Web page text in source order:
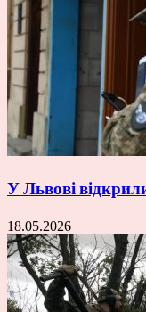
У Львові
18.05.2026